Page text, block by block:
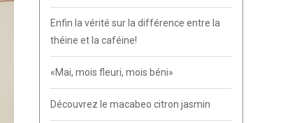
Enfin la vérité sur la différence entre la
théine et la caféine!
«Mai, mois fleuri, mois béni»
Découvrez le macabeo citron jasmin